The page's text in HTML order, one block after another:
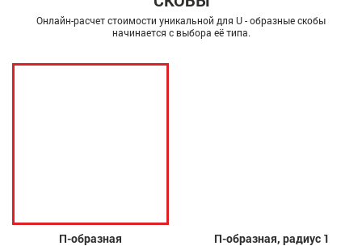
Онлайн-расчет стоимости уникальной для U - образные скобы
начинается с выбора её типа.
П-образная П-образная, радиус 1